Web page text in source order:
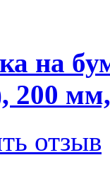
на
200
отзыв